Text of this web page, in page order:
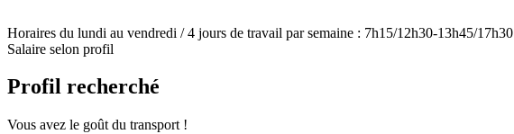
Horaires du lundi au vendredi / 4 jours de travail par semaine : 7h15/12h30-13h45/17h30
Salaire selon profil
Profil recherché
Vous avez le goût du transport !